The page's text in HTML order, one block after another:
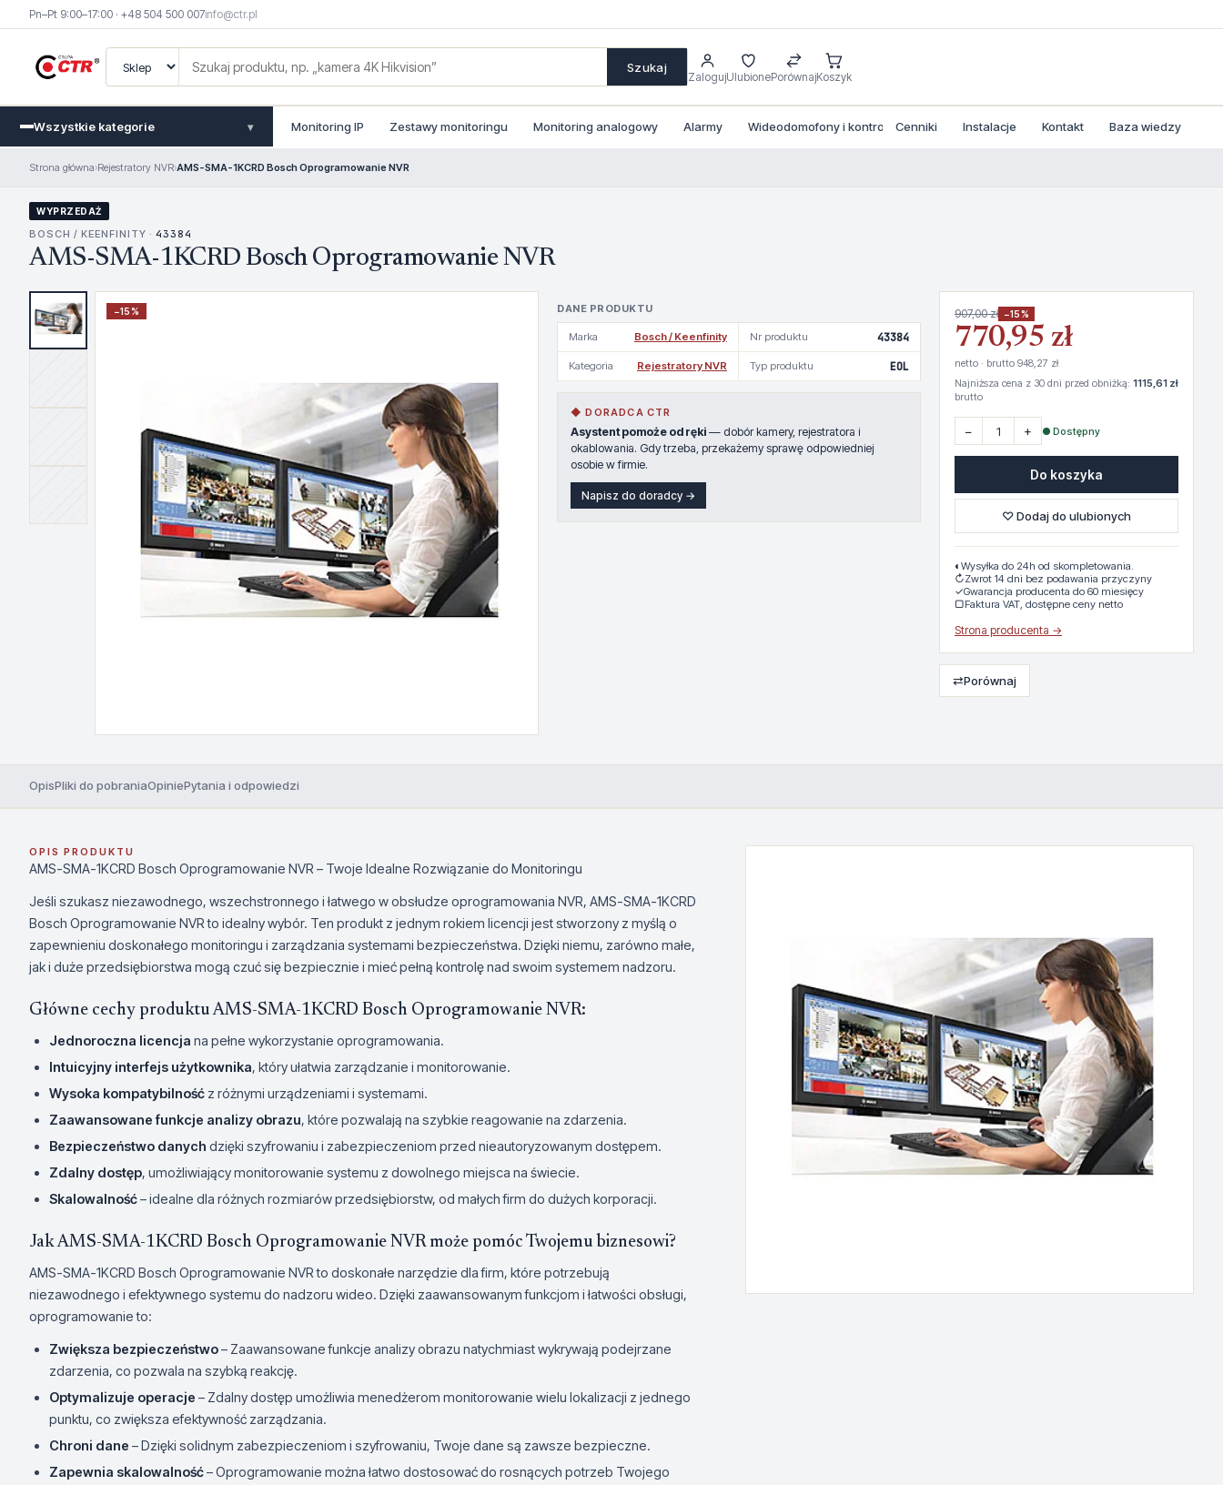
Pn–Pt 9:00–17:00 · +48 504 500 007info@ctr.pl
Szukaj
ZalogujUlubionePorównajKoszyk
Wszystkie kategorie ▾ Monitoring IP Zestawy monitoringu Monitoring analogowy Alarmy Wideodomofony i kontrola dostepu
Cenniki Instalacje Kontakt Baza wiedzy
Strona główna›Rejestratory NVR›AMS-SMA-1KCRD Bosch Oprogramowanie NVR
WYPRZEDAŻ
BOSCH / KEENFINITY · 43384
AMS-SMA-1KCRD Bosch Oprogramowanie NVR
−15% DANE PRODUKTU
Marka Bosch / Keenfinity Nr produktu 43384
Kategoria Rejestratory NVR Typ produktu EOL
◆ DORADCA CTR
Asystent pomoże od ręki — dobór kamery, rejestratora i
okablowania. Gdy trzeba, przekażemy sprawę odpowiedniej
osobie w firmie.
Napisz do doradcy →
907,00 zł −15%
770,95 zł
netto · brutto 948,27 zł
Najniższa cena z 30 dni przed obniżką: 1115,61 zł
brutto
− + ● Dostępny
Do koszyka
♡ Dodaj do ulubionych
◐ Wysyłka do 24h od skompletowania.
↻Zwrot 14 dni bez podawania przyczyny
✓Gwarancja producenta do 60 miesięcy
▢Faktura VAT, dostępne ceny netto
Strona producenta →
⇄Porównaj
OpisPliki do pobraniaOpiniePytania i odpowiedzi
OPIS PRODUKTU
AMS-SMA-1KCRD Bosch Oprogramowanie NVR – Twoje Idealne Rozwiązanie do Monitoringu
Jeśli szukasz niezawodnego, wszechstronnego i łatwego w obsłudze oprogramowania NVR, AMS-SMA-1KCRD
Bosch Oprogramowanie NVR to idealny wybór. Ten produkt z jednym rokiem licencji jest stworzony z myślą o
zapewnieniu doskonałego monitoringu i zarządzania systemami bezpieczeństwa. Dzięki niemu, zarówno małe,
jak i duże przedsiębiorstwa mogą czuć się bezpiecznie i mieć pełną kontrolę nad swoim systemem nadzoru.
Główne cechy produktu AMS-SMA-1KCRD Bosch Oprogramowanie NVR:
Jednoroczna licencja na pełne wykorzystanie oprogramowania.
Intuicyjny interfejs użytkownika, który ułatwia zarządzanie i monitorowanie.
Wysoka kompatybilność z różnymi urządzeniami i systemami.
Zaawansowane funkcje analizy obrazu, które pozwalają na szybkie reagowanie na zdarzenia.
Bezpieczeństwo danych dzięki szyfrowaniu i zabezpieczeniom przed nieautoryzowanym dostępem.
Zdalny dostęp, umożliwiający monitorowanie systemu z dowolnego miejsca na świecie.
Skalowalność– idealne dla różnych rozmiarów przedsiębiorstw, od małych firm do dużych korporacji.
Jak AMS-SMA-1KCRD Bosch Oprogramowanie NVR może pomóc Twojemu biznesowi?
AMS-SMA-1KCRD Bosch Oprogramowanie NVR to doskonałe narzędzie dla firm, które potrzebują
niezawodnego i efektywnego systemu do nadzoru wideo. Dzięki zaawansowanym funkcjom i łatwości obsługi,
oprogramowanie to:
Zwiększa bezpieczeństwo– Zaawansowane funkcje analizy obrazu natychmiast wykrywają podejrzane
zdarzenia, co pozwala na szybką reakcję.
Optymalizuje operacje – Zdalny dostęp umożliwia menedżerom monitorowanie wielu lokalizacji z jednego
punktu, co zwiększa efektywność zarządzania.
Chroni dane – Dzięki solidnym zabezpieczeniom i szyfrowaniu, Twoje dane są zawsze bezpieczne.
Zapewnia skalowalność– Oprogramowanie można łatwo dostosować do rosnących potrzeb Twojego